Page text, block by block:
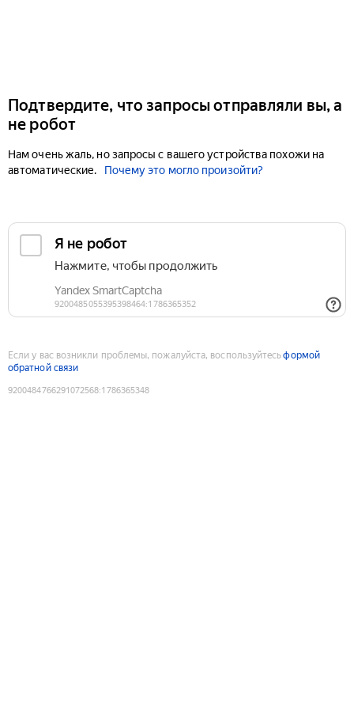
Подтвердите, что запросы отправляли вы, а
не робот
Нам очень жаль, но запросы с вашего устройства похожи на
автоматические.
Почему это могло произойти?
Если у вас возникли проблемы, пожалуйста, воспользуйтесьформой
обратной связи
9200484766291072568:1786365348